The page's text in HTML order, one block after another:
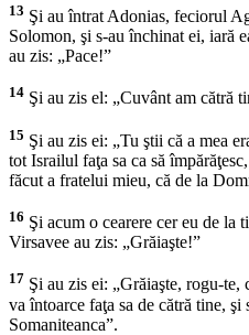
13 Şi au întrat Adonias, feciorul
Solomon, şi s-au închinat ei, iară
au zis: „Pace!”
14 Şi au zis el: „Cuvânt am cătră
15 Şi au zis ei: „Tu ştii că a mea
tot Israilul faţa sa ca să
făcut a fratelui mieu, că de la
16 Şi acum o cearere cer eu de la
Virsavee au zis: „Grăiaşte!”
17 Şi au zis ei: „Grăiaşte, rogu-
va întoarce faţa sa de cătră tine,
Somaniteanca”.